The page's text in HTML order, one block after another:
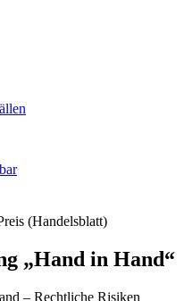
„Hand in Hand“
– Rechtliche Risiken